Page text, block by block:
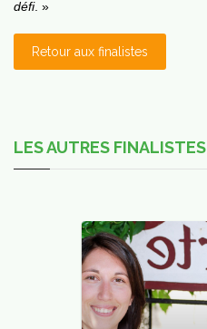
défi. »
Retour aux finalistes
LES AUTRES FINALISTES